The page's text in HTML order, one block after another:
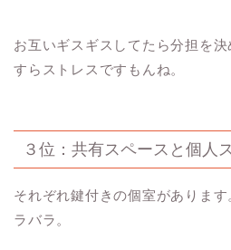
お互いギスギスしてたら分担を
すらストレスですもんね。
３位：共有スペースと個人
それぞれ鍵付きの個室がありま
ラバラ。